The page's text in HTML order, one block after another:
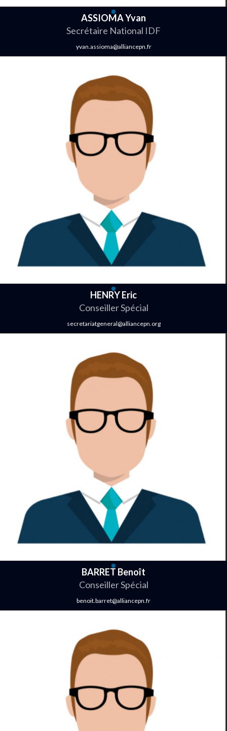
ASSIOMA Yvan
Secrétaire National IDF
yvan.assioma@alliancepn.fr
HENRY Eric
Conseiller Spécial
secretariatgeneral@alliancepn.org
BARRET Benoît
Conseiller Spécial
benoit.barret@alliancepn.fr